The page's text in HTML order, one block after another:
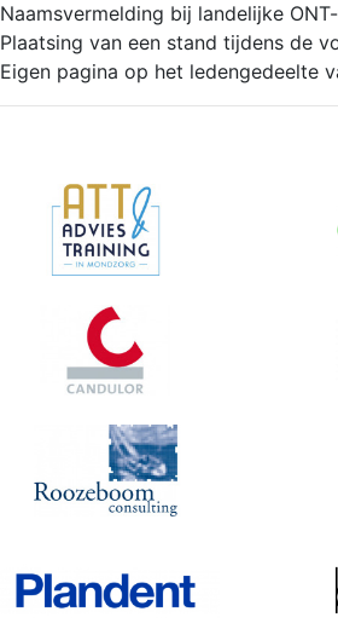
Naamsvermelding bij landelijke
Plaatsing van een stand tijdens de
Eigen pagina op het ledengedeelte